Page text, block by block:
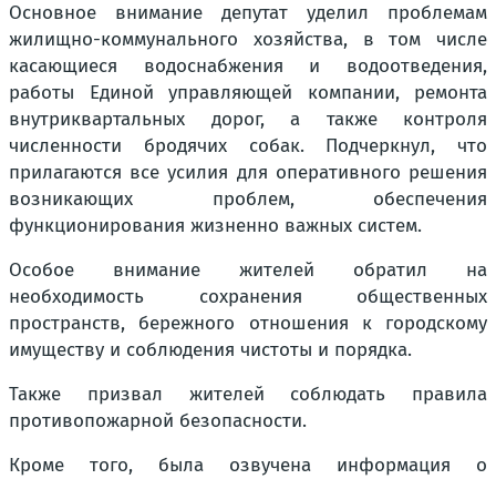
Основное внимание депутат уделил проблемам
жилищно-коммунального хозяйства, в том числе
касающиеся водоснабжения и водоотведения,
работы Единой управляющей компании, ремонта
внутриквартальных дорог, а также контроля
численности бродячих собак. Подчеркнул, что
прилагаются все усилия для оперативного решения
возникающих проблем, обеспечения
функционирования жизненно важных систем.
Особое внимание жителей обратил на
необходимость сохранения общественных
пространств, бережного отношения к городскому
имуществу и соблюдения чистоты и порядка.
Также призвал жителей соблюдать правила
противопожарной безопасности.
Кроме того, была озвучена информация о